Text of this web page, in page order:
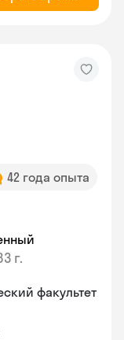
42 года опыта
г.
факультет